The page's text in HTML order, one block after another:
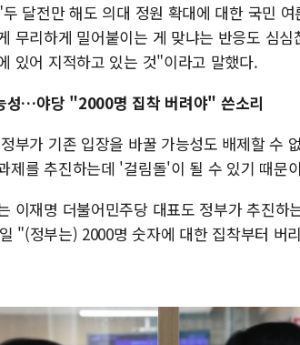
달전만 해도 의대 정원 확대에 대한 국민
무리하게 밀어붙이는 게 맞냐는 반응도 심
있어 지적하고 있는 것"이라고 말했다.
성…야당 "2000명 집착 버려야" 쓴소리
부가 기존 입장을 바꿀 가능성도 배제할 수
제를 추진하는데 '걸림돌'이 될 수 있기 때문
이재명 더불어민주당 대표도 정부가 추진하
"(정부는) 2000명 숫자에 대한 집착부터 버